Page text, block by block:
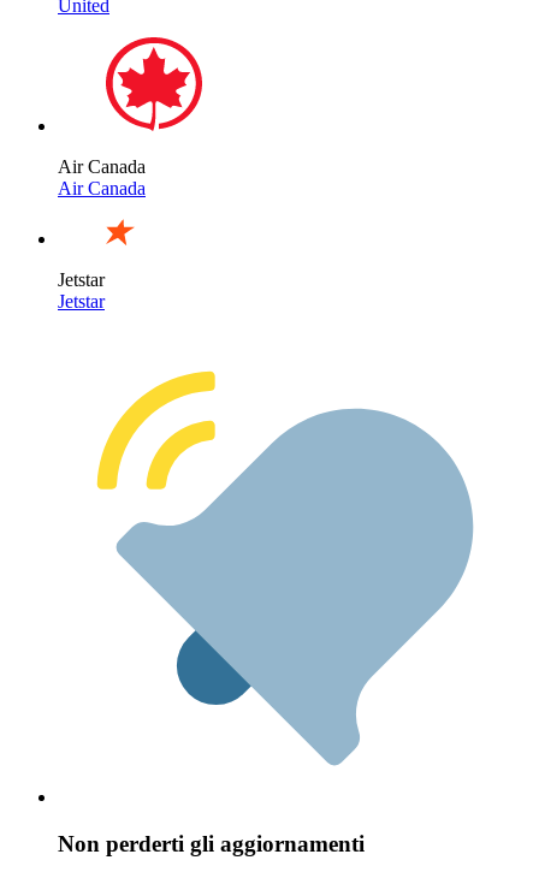
United
Air Canada
Air Canada
Jetstar
Jetstar
Non perderti gli aggiornamenti